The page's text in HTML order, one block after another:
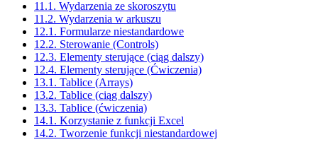
11.1. Wydarzenia ze skoroszytu
11.2. Wydarzenia w arkuszu
12.1. Formularze niestandardowe
12.2. Sterowanie (Controls)
12.3. Elementy sterujące (ciąg dalszy)
12.4. Elementy sterujące (Ćwiczenia)
13.1. Tablice (Arrays)
13.2. Tablice (ciąg dalszy)
13.3. Tablice (ćwiczenia)
14.1. Korzystanie z funkcji Excel
14.2. Tworzenie funkcji niestandardowej